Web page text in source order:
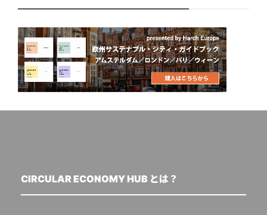
CIRCULAR ECONOMY HUB とは？